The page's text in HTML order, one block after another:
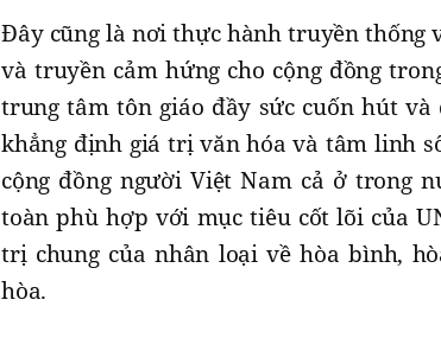
Đây cũng là nơi thực hành truyền thống
và truyền cảm hứng cho cộng đồng
trung tâm tôn giáo đầy sức cuốn hút
khẳng định giá trị văn hóa và tâm linh
cộng đồng người Việt Nam cả ở trong
toàn phù hợp với mục tiêu cốt lõi của
trị chung của nhân loại về hòa bình,
hòa.